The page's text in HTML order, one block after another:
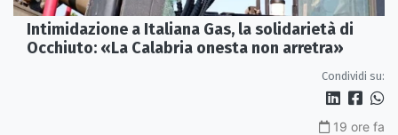
Intimidazione a Italiana Gas, la solidarietà di
Occhiuto: «La Calabria onesta non arretra»
Condividi su:
19 ore fa